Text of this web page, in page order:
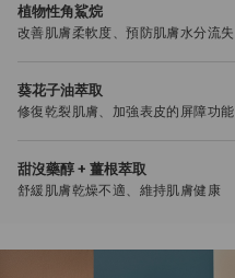
植物性角鯊烷
改善肌膚柔軟度、預防肌膚水分流失
葵花子油萃取
修復乾裂肌膚、加強表皮的屏障功能
甜沒藥醇 + 薑根萃取
舒緩肌膚乾燥不適、維持肌膚健康